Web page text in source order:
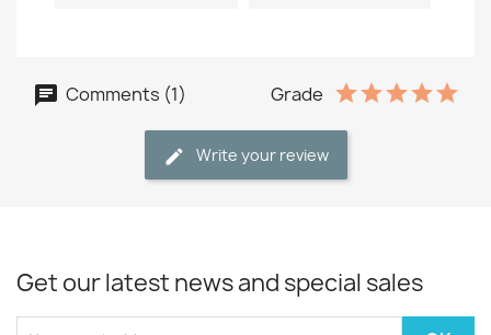
Comments (1) Grade
Write your review
Get our latest news and special sales